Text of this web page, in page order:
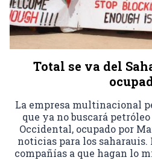
Total se va del
La empresa multinacional
que ya no buscará
Occidental, ocupado por
noticias para los saharauis.
compañías a que hagan lo